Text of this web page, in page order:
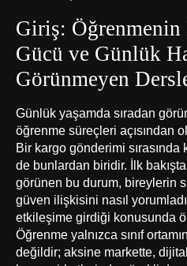
Giriş: Öğrenmenin
Gücü ve Günlük
Görünmeyen
Günlük yaşamda sıradan
öğrenme süreçleri açısından
Bir kargo gönderimi
de bunlardan biridir. İlk
görünen bu durum, bireylerin
güven ilişkisini nasıl
etkileşime girdiği konusunda
Öğrenme yalnızca sınıf
değildir; aksine markette,